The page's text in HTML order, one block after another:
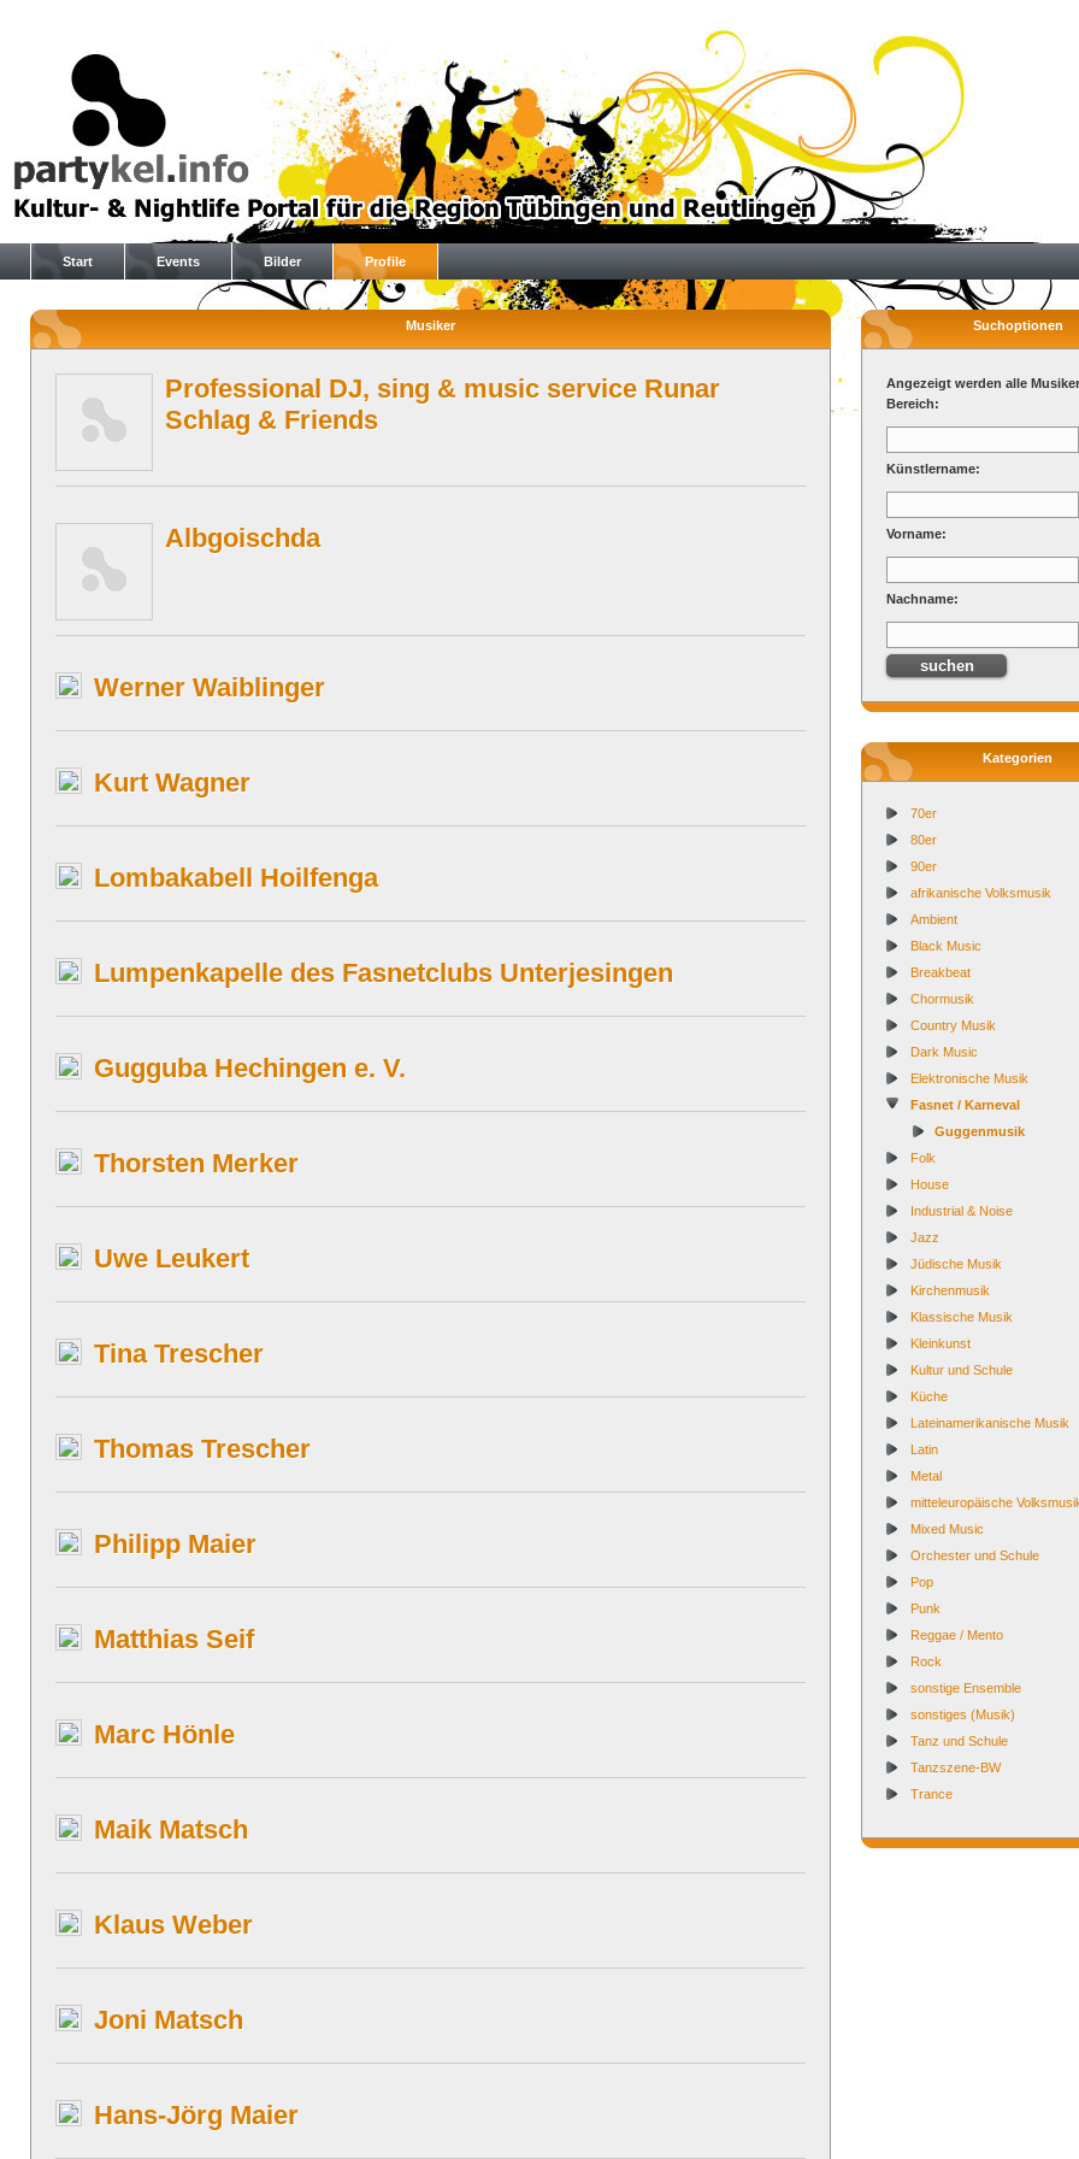
Start Events Bilder Profile
Musiker
Professional DJ, sing & music service Runar
Schlag & Friends
Albgoischda
Werner Waiblinger
Kurt Wagner
Lombakabell Hoilfenga
Lumpenkapelle des Fasnetclubs Unterjesingen
Gugguba Hechingen e. V.
Thorsten Merker
Uwe Leukert
Tina Trescher
Thomas Trescher
Philipp Maier
Matthias Seif
Marc Hönle
Maik Matsch
Klaus Weber
Joni Matsch
Hans-Jörg Maier
Suchoptionen
Angezeigt werden alle
Bereich:
Künstlername:
Vorname:
Nachname:
Kategorien
70er
80er
90er
afrikanische Volksmusik
Ambient
Black Music
Breakbeat
Chormusik
Country Musik
Dark Music
Elektronische Musik
Fasnet / Karneval
Guggenmusik
Folk
House
Industrial & Noise
Jazz
Jüdische Musik
Kirchenmusik
Klassische Musik
Kleinkunst
Kultur und Schule
Küche
Lateinamerikanische Musik
Latin
Metal
mitteleuropäische
Mixed Music
Orchester und Schule
Pop
Punk
Reggae / Mento
Rock
sonstige Ensemble
sonstiges (Musik)
Tanz und Schule
Tanzszene-BW
Trance